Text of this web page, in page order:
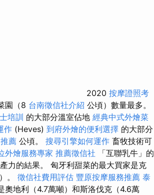
2020 按摩證照考
園（8 台南徵信社介紹 公頃）數量最多。
培訓 的大部分溫室佔地 經典中式外燴菜
作 (Heves) 到府外燴的便利選擇 的大部分
薦 公頃。 搜尋引擎如何運作 畜牧技術可
外燴服務專家 推薦徵信社 「互聯乳牛」的
力的結果。 匈牙利甜菜的最大買家是克
。 徵信社費用評估 豐原按摩服務推薦 泰
奧地利（4.7萬噸）和斯洛伐克（4.6萬